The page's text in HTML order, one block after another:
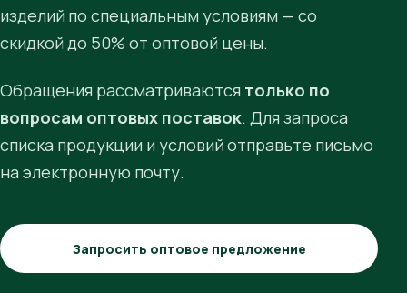
изделий по специальным условиям — со
скидкой до 50% от оптовой цены.
Обращения рассматриваются только по
вопросам оптовых поставок. Для запроса
списка продукции и условий отправьте письмо
на электронную почту.
Запросить оптовое предложение